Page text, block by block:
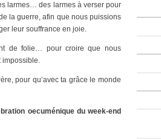
larmes… des larmes à verser pour
la guerre, afin que nous puissions
leur souffrance en joie.
de folie… pour croire que nous
impossible.
pour qu’avec ta grâce le monde
oecuménique du week-end